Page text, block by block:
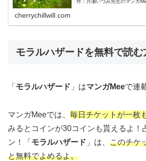
cherrychillwill.com
モラルハザードを無料で読む
「 モラルハザード 」はマンガMeeで連
マンガMeeでは、 毎日チケットが一枚
みるとコインが30コインも貰えるよ！
ン！
「 モラルハザード 」は、 このチケ
と無料でよめるよ。